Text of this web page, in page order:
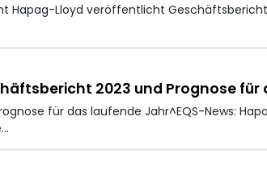
Hapag-Lloyd veröffentlicht
2023 und Prognose
für das laufende Jahr^EQS-News: